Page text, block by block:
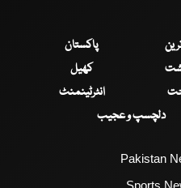
پاکستان
کھیل
انٹرٹینمنٹ
دلچسپ و عجیب
Pakistan
Sports